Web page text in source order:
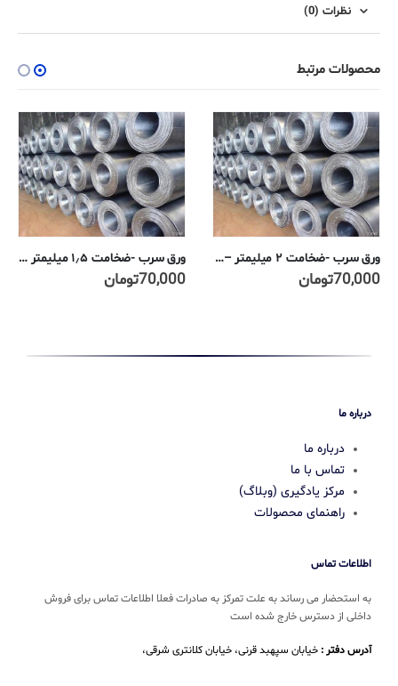
نظرات (0)
محصولات مرتبط
ورق سرب -ضخامت ۲ میلیمتر – ۹۹٫۹۹%
70,000تومان
ورق سرب -ضخامت ۱٫۵ میلیمتر – ۹۹٫۹۹%
70,000تومان
درباره ما
درباره ما
تماس با ما
مرکز یادگیری (وبلاگ)
راهنمای محصولات
اطلاعات تماس
به استحضار می رساند به علت تمرکز به صادرات فعلا اطلاعات تماس برای فروش
داخلی از دسترس خارج شده است
آدرس دفتر : خیابان سپهبد قرنی، خیابان کلانتری شرقی،